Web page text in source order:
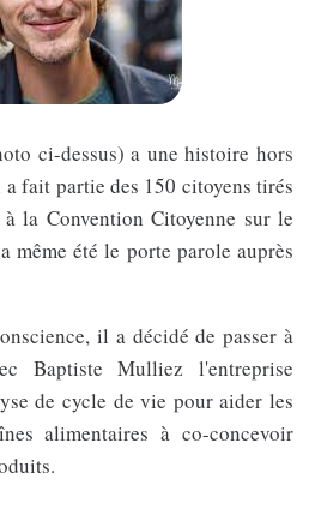
ci-dessus) a une histoire hors
fait partie des 150 citoyens tirés
la Convention Citoyenne sur le
été le porte parole auprès
il a décidé de passer à
Baptiste Mulliez l'entreprise
de cycle de vie pour aider les
alimentaires à co-concevoir